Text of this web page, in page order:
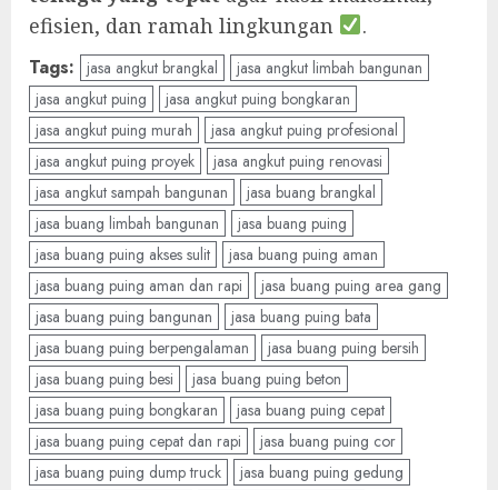
efisien, dan ramah lingkungan
.
Tags: jasa angkut brangkal
jasa angkut limbah bangunan
jasa angkut puing
jasa angkut puing bongkaran
jasa angkut puing murah
jasa angkut puing profesional
jasa angkut puing proyek
jasa angkut puing renovasi
jasa angkut sampah bangunan
jasa buang brangkal
jasa buang limbah bangunan
jasa buang puing
jasa buang puing akses sulit
jasa buang puing aman
jasa buang puing aman dan rapi
jasa buang puing area gang
jasa buang puing bangunan
jasa buang puing bata
jasa buang puing berpengalaman
jasa buang puing bersih
jasa buang puing besi
jasa buang puing beton
jasa buang puing bongkaran
jasa buang puing cepat
jasa buang puing cepat dan rapi
jasa buang puing cor
jasa buang puing dump truck
jasa buang puing gedung